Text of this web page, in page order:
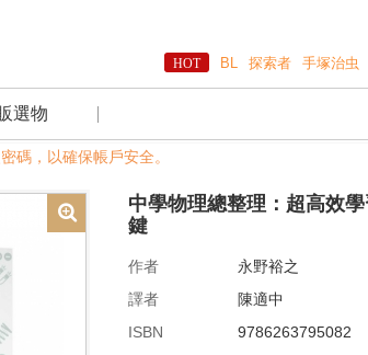
BL 探索者 手塚治虫
選物
保帳戶安全。
中學物理總整理：超高效
鍵
作者
永野裕之
譯者
陳適中
ISBN
9786263795082